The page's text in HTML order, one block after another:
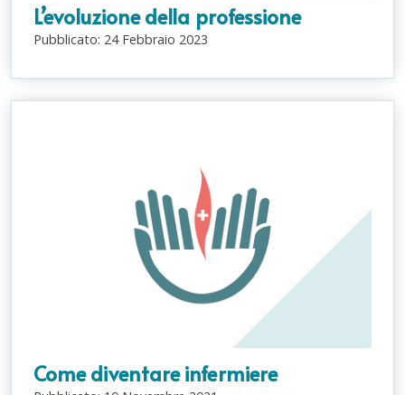
L’evoluzione della professione
Pubblicato: 24 Febbraio 2023
Come diventare infermiere